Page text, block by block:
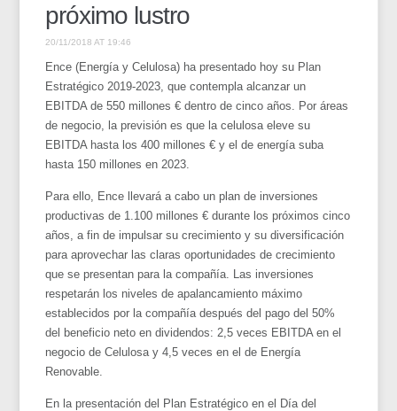
próximo lustro
20/11/2018 AT 19:46
Ence (Energía y Celulosa) ha presentado hoy su Plan
Estratégico 2019-2023, que contempla alcanzar un
EBITDA de 550 millones € dentro de cinco años. Por áreas
de negocio, la previsión es que la celulosa eleve su
EBITDA hasta los 400 millones € y el de energía suba
hasta 150 millones en 2023.
Para ello, Ence llevará a cabo un plan de inversiones
productivas de 1.100 millones € durante los próximos cinco
años, a fin de impulsar su crecimiento y su diversificación
para aprovechar las claras oportunidades de crecimiento
que se presentan para la compañía. Las inversiones
respetarán los niveles de apalancamiento máximo
establecidos por la compañía después del pago del 50%
del beneficio neto en dividendos: 2,5 veces EBITDA en el
negocio de Celulosa y 4,5 veces en el de Energía
Renovable.
En la presentación del Plan Estratégico en el Día del